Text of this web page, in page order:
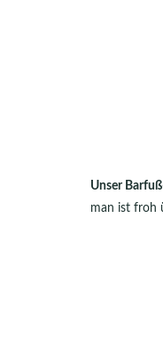
Unser
man ist froh